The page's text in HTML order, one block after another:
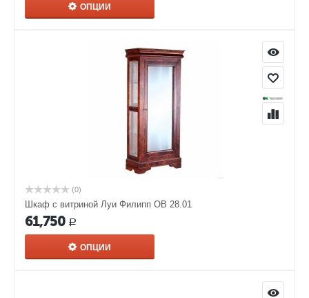
ОПЦИИ
(0)
Шкаф с витриной Луи Филипп ОВ 28.01
61,750 Р
ОПЦИИ